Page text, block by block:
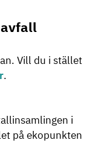
avfall
Vill du i stället
.
i
på ekopunkten